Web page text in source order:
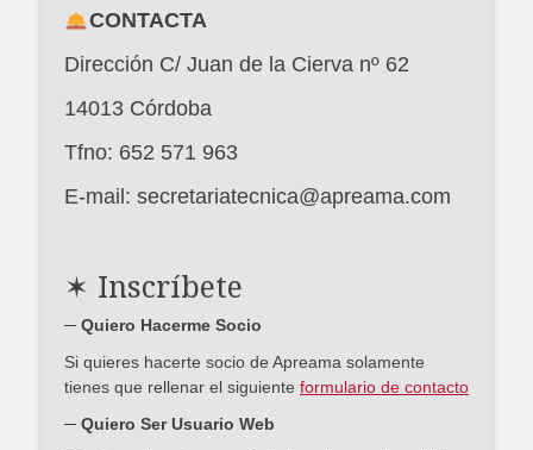
CONTACTA
Dirección C/ Juan de la Cierva nº 62
14013 Córdoba
Tfno: 652 571 963
E-mail: secretariatecnica@apreama.com
✶ Inscríbete
─ Quiero Hacerme Socio
Si quieres hacerte socio de Apreama solamente
tienes que rellenar el siguiente formulario de contacto
─ Quiero Ser Usuario Web